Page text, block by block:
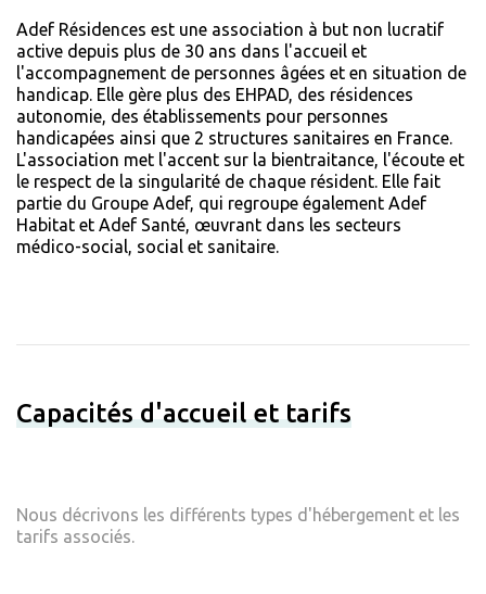
Adef Résidences est une association à but non lucratif
active depuis plus de 30 ans dans l'accueil et
l'accompagnement de personnes âgées et en situation de
handicap. Elle gère plus des EHPAD, des résidences
autonomie, des établissements pour personnes
handicapées ainsi que 2 structures sanitaires en France.
L'association met l'accent sur la bientraitance, l'écoute et
le respect de la singularité de chaque résident. Elle fait
partie du Groupe Adef, qui regroupe également Adef
Habitat et Adef Santé, œuvrant dans les secteurs
médico-social, social et sanitaire.
Capacités d'accueil et tarifs
Nous décrivons les différents types d'hébergement et les
tarifs associés.